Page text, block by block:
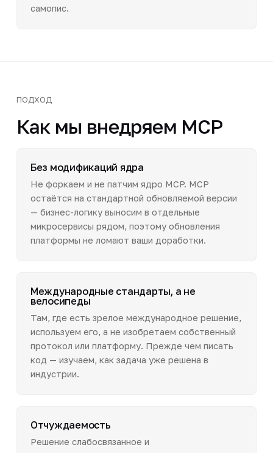
самопис.
ПОДХОД
Как мы внедряем MCP
Без модификаций ядра
Не форкаем и не патчим ядро MCP. MCP
остаётся на стандартной обновляемой версии
— бизнес-логику выносим в отдельные
микросервисы рядом, поэтому обновления
платформы не ломают ваши доработки.
Международные стандарты, а не
велосипеды
Там, где есть зрелое международное решение,
используем его, а не изобретаем собственный
протокол или платформу. Прежде чем писать
код — изучаем, как задача уже решена в
индустрии.
Отчуждаемость
Решение слабосвязанное и